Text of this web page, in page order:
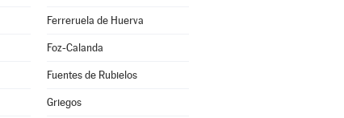
Ferreruela de Huerva
Foz-Calanda
Fuentes de Rubielos
Griegos